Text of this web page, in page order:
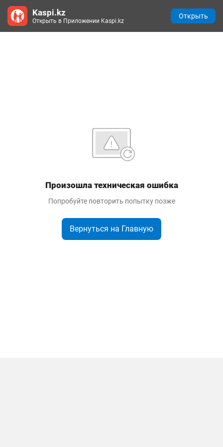
Произошла техническая ошибка
Попробуйте повторить попытку позже
Вернуться на Главную
Kaspi.kz
Открыть в Приложении Kaspi.kz
Открыть